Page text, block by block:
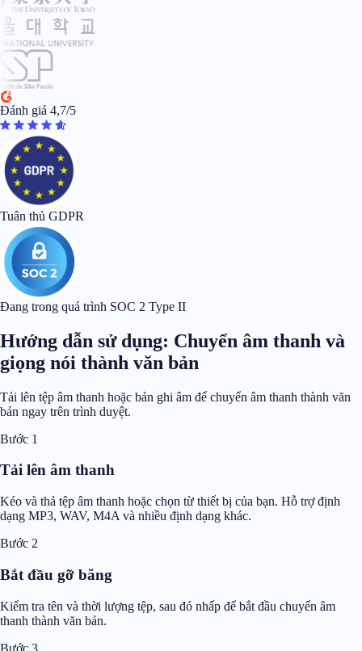
Đánh giá 4,7/5
Tuân thủ GDPR
Đang trong quá trình SOC 2 Type II
Hướng dẫn sử dụng: Chuyển âm thanh và
giọng nói thành văn bản
Tải lên tệp âm thanh hoặc bản ghi âm để chuyển âm thanh thành văn
bản ngay trên trình duyệt.
Bước 1
Tải lên âm thanh
Kéo và thả tệp âm thanh hoặc chọn từ thiết bị của bạn. Hỗ trợ định
dạng MP3, WAV, M4A và nhiều định dạng khác.
Bước 2
Bắt đầu gỡ băng
Kiểm tra tên và thời lượng tệp, sau đó nhấp để bắt đầu chuyển âm
thanh thành văn bản.
Bước 3